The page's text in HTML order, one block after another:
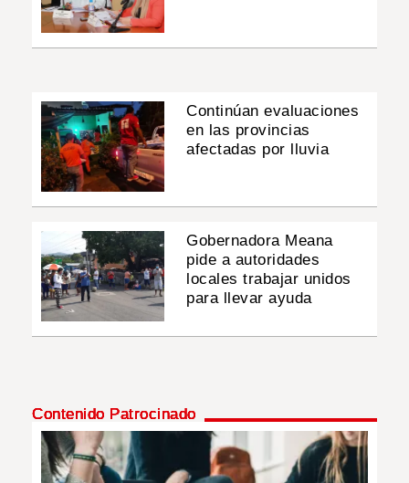
Continúan evaluaciones
en las provincias
afectadas por lluvia
Gobernadora Meana
pide a autoridades
locales trabajar unidos
para llevar ayuda
Contenido Patrocinado